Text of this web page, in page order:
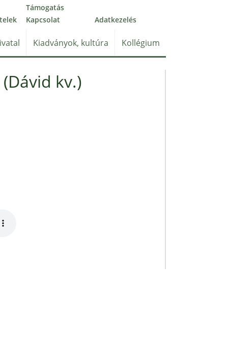
Támogatás
Kapcsolat Adatkezelés
Kiadványok, kultúra Kollégium
kv.)